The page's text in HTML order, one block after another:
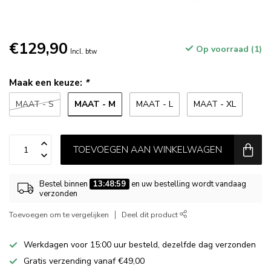
€129,90 Incl. btw Op voorraad (1)
Maak een keuze: *
MAAT - S MAAT - M MAAT - L MAAT - XL
TOEVOEGEN AAN WINKELWAGEN
Bestel binnen 13:48:59 en uw bestelling wordt vandaag
verzonden
Toevoegen om te vergelijken Deel dit product
Werkdagen voor 15:00 uur besteld, dezelfde dag verzonden
Gratis verzending vanaf €49,00